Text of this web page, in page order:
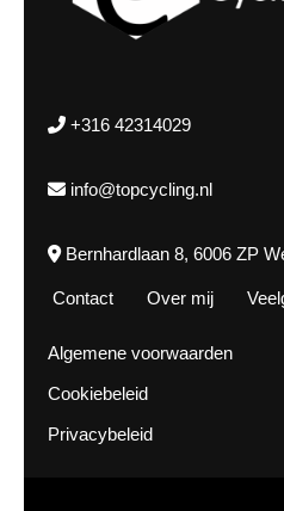
+316 42314029
info@topcycling.nl
Bernhardlaan 8, 6006 ZP
Contact Over mij
Algemene voorwaarden
Cookiebeleid
Privacybeleid